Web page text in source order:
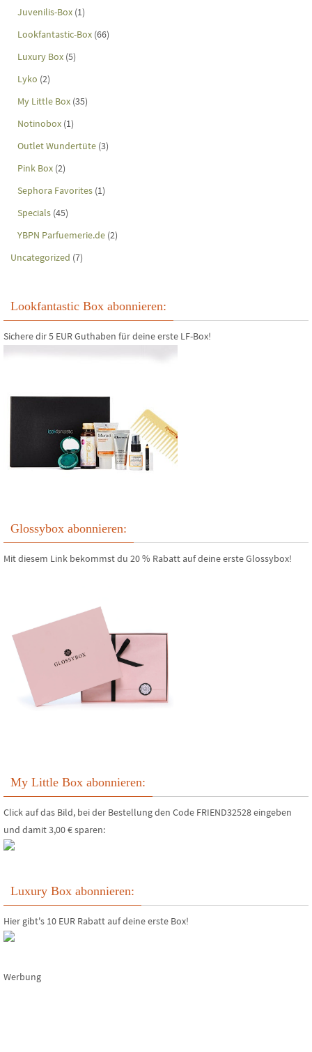
Juvenilis-Box (1)
Lookfantastic-Box (66)
Luxury Box (5)
Lyko (2)
My Little Box (35)
Notinobox (1)
Outlet Wundertüte (3)
Pink Box (2)
Sephora Favorites (1)
Specials (45)
YBPN Parfuemerie.de (2)
Uncategorized (7)
Lookfantastic Box abonnieren:
Sichere dir 5 EUR Guthaben für deine erste LF-Box!
Glossybox abonnieren:
Mit diesem Link bekommst du 20 % Rabatt auf deine erste Glossybox!
My Little Box abonnieren:
Click auf das Bild, bei der Bestellung den Code FRIEND32528 eingeben
und damit 3,00 € sparen:
Luxury Box abonnieren:
Hier gibt's 10 EUR Rabatt auf deine erste Box!
Werbung